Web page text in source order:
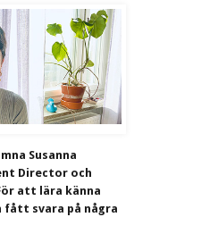
Susanna
Director och
att lära känna
fått svara på några